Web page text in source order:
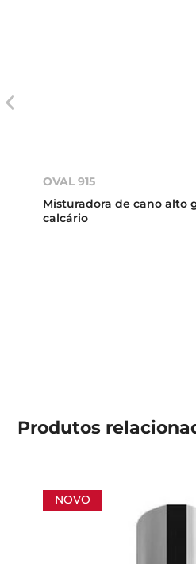
OVAL 915
Misturadora de cano alto
calcário
Produtos
NOVO